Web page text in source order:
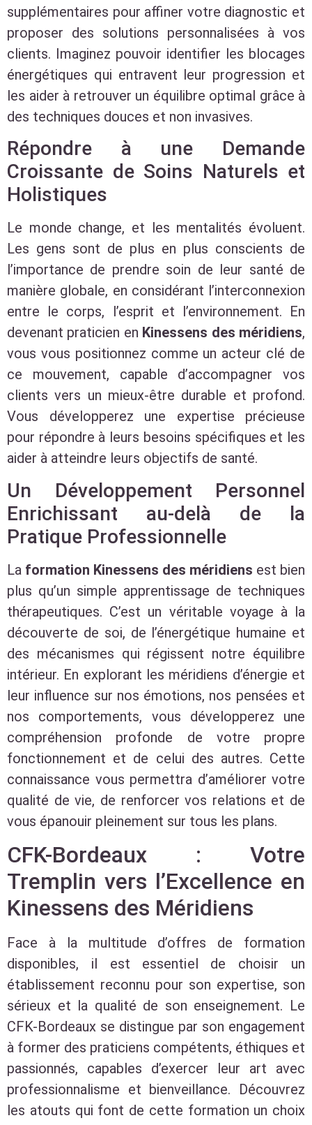
supplémentaires pour affiner votre diagnostic et
proposer des solutions personnalisées à vos
clients. Imaginez pouvoir identifier les blocages
énergétiques qui entravent leur progression et
les aider à retrouver un équilibre optimal grâce à
des techniques douces et non invasives.
Répondre à une Demande
Croissante de Soins Naturels et
Holistiques
Le monde change, et les mentalités évoluent.
Les gens sont de plus en plus conscients de
l’importance de prendre soin de leur santé de
manière globale, en considérant l’interconnexion
entre le corps, l’esprit et l’environnement. En
devenant praticien en Kinessens des méridiens,
vous vous positionnez comme un acteur clé de
ce mouvement, capable d’accompagner vos
clients vers un mieux-être durable et profond.
Vous développerez une expertise précieuse
pour répondre à leurs besoins spécifiques et les
aider à atteindre leurs objectifs de santé.
Un Développement Personnel
Enrichissant au-delà de la
Pratique Professionnelle
La formation Kinessens des méridiens est bien
plus qu’un simple apprentissage de techniques
thérapeutiques. C’est un véritable voyage à la
découverte de soi, de l’énergétique humaine et
des mécanismes qui régissent notre équilibre
intérieur. En explorant les méridiens d’énergie et
leur influence sur nos émotions, nos pensées et
nos comportements, vous développerez une
compréhension profonde de votre propre
fonctionnement et de celui des autres. Cette
connaissance vous permettra d’améliorer votre
qualité de vie, de renforcer vos relations et de
vous épanouir pleinement sur tous les plans.
CFK-Bordeaux : Votre
Tremplin vers l’Excellence en
Kinessens des Méridiens
Face à la multitude d’offres de formation
disponibles, il est essentiel de choisir un
établissement reconnu pour son expertise, son
sérieux et la qualité de son enseignement. Le
CFK-Bordeaux se distingue par son engagement
à former des praticiens compétents, éthiques et
passionnés, capables d’exercer leur art avec
professionnalisme et bienveillance. Découvrez
les atouts qui font de cette formation un choix